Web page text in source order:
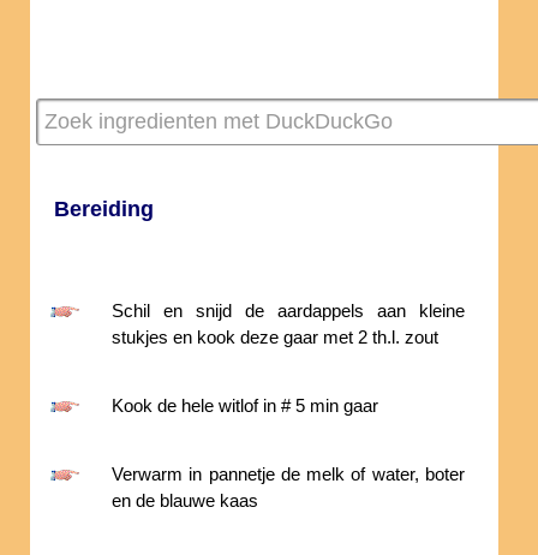
Bereiding
Schil en snijd de aardappels aan kleine
stukjes en kook deze gaar met 2 th.l. zout
Kook de hele witlof in # 5 min gaar
Verwarm in pannetje de melk of water, boter
en de blauwe kaas